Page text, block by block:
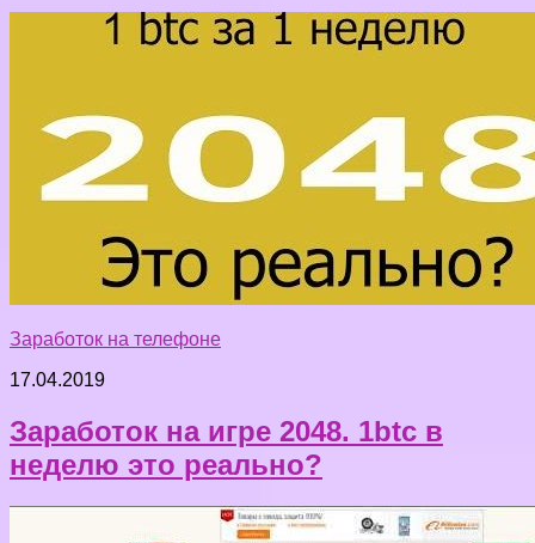
Заработок на телефоне
17.04.2019
Заработок на игре 2048. 1btc в
неделю это реально?